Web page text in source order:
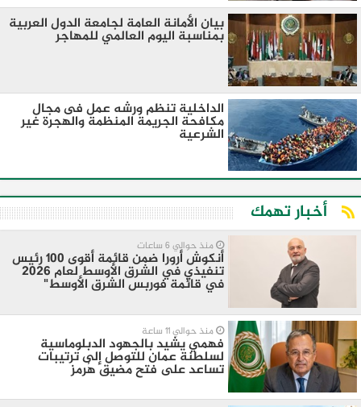
بيان الأمانة العامة لجامعة الدول العربية
بمناسبة اليوم العالمي للمهاجر
الداخلية تنظم ورشه عمل فى مجال
مكافحة الجريمة المنظمة والهجرة غير
الشرعية
أخبار تهمك
منذ حوالي 6 ساعات
أنكوش أرورا ضمن قائمة أقوى 100 رئيس
تنفيذي في الشرق الأوسط لعام 2026
في قائمة فوربس الشرق الأوسط"
منذ حوالي 11 ساعة
فهمي يشيد بالجهود الدبلوماسية
لسلطنة عمان للتوصل إلى ترتيبات
تساعد على فتح مضيق هُرمز